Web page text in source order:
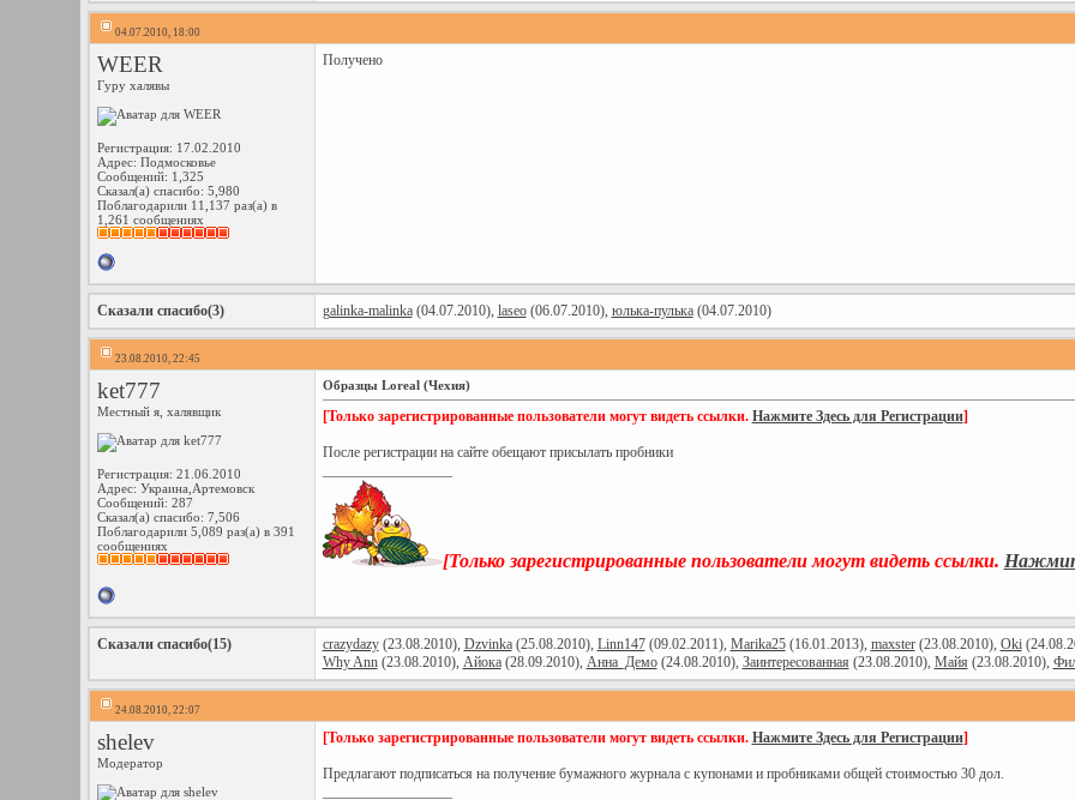
04.07.2010, 18:00
WEER
Гуру халявы
Регистрация: 17.02.2010
Адрес: Подмосковье
Сообщений: 1,325
Сказал(а) спасибо: 5,980
Поблагодарили 11,137 раз(а) в
1,261 сообщениях
Получено
Сказали спасибо(3) galinka-malinka(04.07.2010), laseo(06.07.2010), юлька-пулька(04.07.2010)
23.08.2010, 22:45
ket777
Местный я, халявщик
Регистрация: 21.06.2010
Адрес: Украина,Артемовск
Сообщений: 287
Сказал(а) спасибо: 7,506
Поблагодарили 5,089 раз(а) в 391
сообщениях
Oбразцы Loreal (Чехия)
[Только зарегистрированные пользователи могут видеть ссылки. Нажмите Здесь для Регистрации]
После регистрации на сайте обещают присылать пробники
[Только зарегистрированные пользователи могут видеть ссылки.
Сказали спасибо(15) crazydazy(23.08.2010), Dzvinka(25.08.2010), Linn147(09.02.2011), Marika25(16.01.2013), maxster(23.08.2010), Oki
Why Ann(23.08.2010), Айока(28.09.2010), Анна_Демо(24.08.2010), Заинтересованная (23.08.2010), Майя (23.08.2010),
24.08.2010, 22:07
shelev
Модератор
[Только зарегистрированные пользователи могут видеть ссылки. Нажмите Здесь для Регистрации]
Предлагают подписаться на получение бумажного журнала с купонами и пробниками общей стоимостью 30 дол.